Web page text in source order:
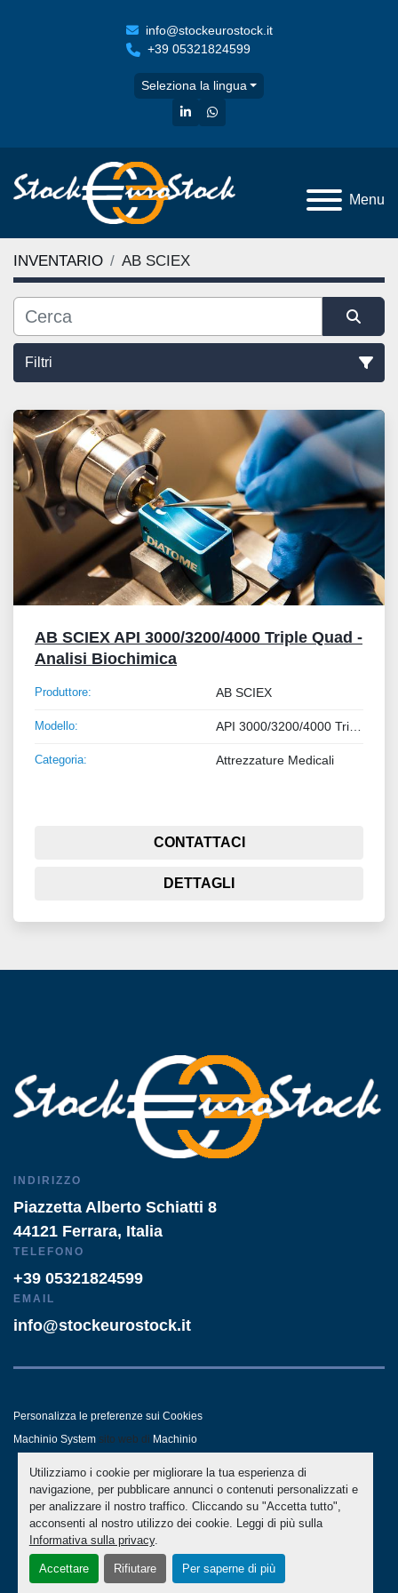
Utilizziamo i cookie per migliorare la tua esperienza di
navigazione, per pubblicare annunci o contenuti personalizzati e
per analizzare il nostro traffico. Cliccando su "Accetta tutto",
acconsenti al nostro utilizzo dei cookie. Leggi di più sulla
Informativa sulla privacy.
Accettare Rifiutare Per saperne di più
info@stockeurostock.it
+39 05321824599
Seleziona la lingua
linkedinwhatsapp
Menu
INVENTARIO AB SCIEX
Filtri
Tutte le categorie
Ordina per
AB SCIEX API 3000/3200/4000 Triple Quad -
Analisi Biochimica
Produttore: AB SCIEX
Modello: API 3000/3200/4000 Triple Quad - Analisi Biochimica
Categoria: Attrezzature Medicali
CONTATTACI
DETTAGLI
INDIRIZZO
Piazzetta Alberto Schiatti 8
44121 Ferrara, Italia
TELEFONO
+39 05321824599
EMAIL
info@stockeurostock.it
Personalizza le preferenze sui Cookies
Machinio System sito web di Machinio
- LINKEDIN - WHATSAPP